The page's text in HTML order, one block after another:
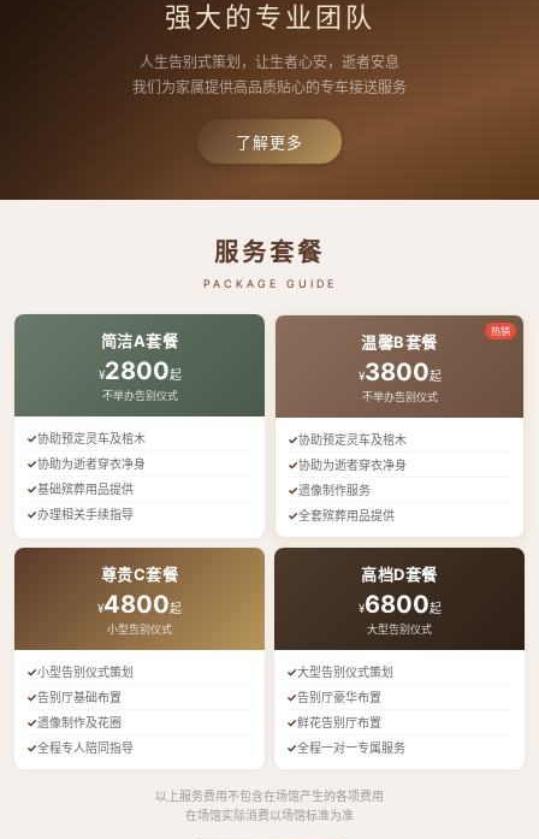
强大的专业团队
人生告别式策划，让生者心安，逝者安息
我们为家属提供高品质贴心的专车接送服务
了解更多
服务套餐
PACKAGE GUIDE
简洁A套餐
¥2800起
不举办告别仪式
协助预定灵车及棺木
协助为逝者穿衣净身
基础殡葬用品提供
办理相关手续指导
热销
温馨B套餐
¥3800起
不举办告别仪式
协助预定灵车及棺木
协助为逝者穿衣净身
遗像制作服务
全套殡葬用品提供
尊贵C套餐
¥4800起
小型告别仪式
小型告别仪式策划
告别厅基础布置
遗像制作及花圈
全程专人陪同指导
高档D套餐
¥6800起
大型告别仪式
大型告别仪式策划
告别厅豪华布置
鲜花告别厅布置
全程一对一专属服务
以上服务费用不包含在场馆产生的各项费用
在场馆实际消费以场馆标准为准